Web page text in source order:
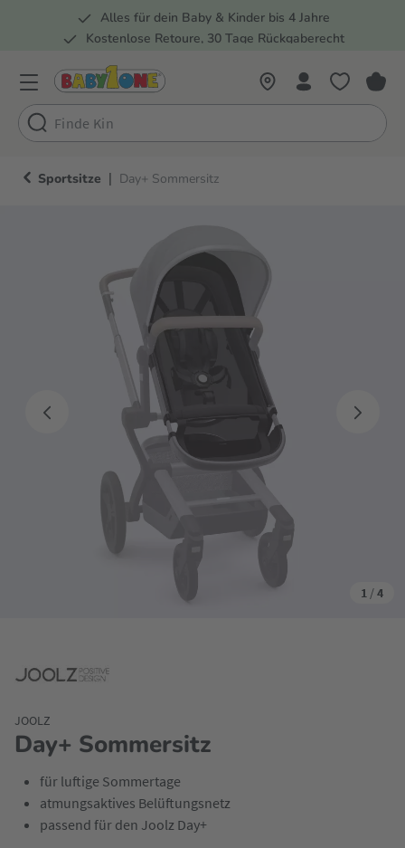
Zur Hauptnavigation springen
Alles für dein Baby & Kinder bis 4 Jahre
Kostenlose Retoure, 30 Tage Rückgaberecht
Sportsitze | Day+ Sommersitz
1 /4
Day+ Sommersitz
JOOLZ
für luftige Sommertage
atmungsaktives Belüftungsnetz
passend für den Joolz Day+